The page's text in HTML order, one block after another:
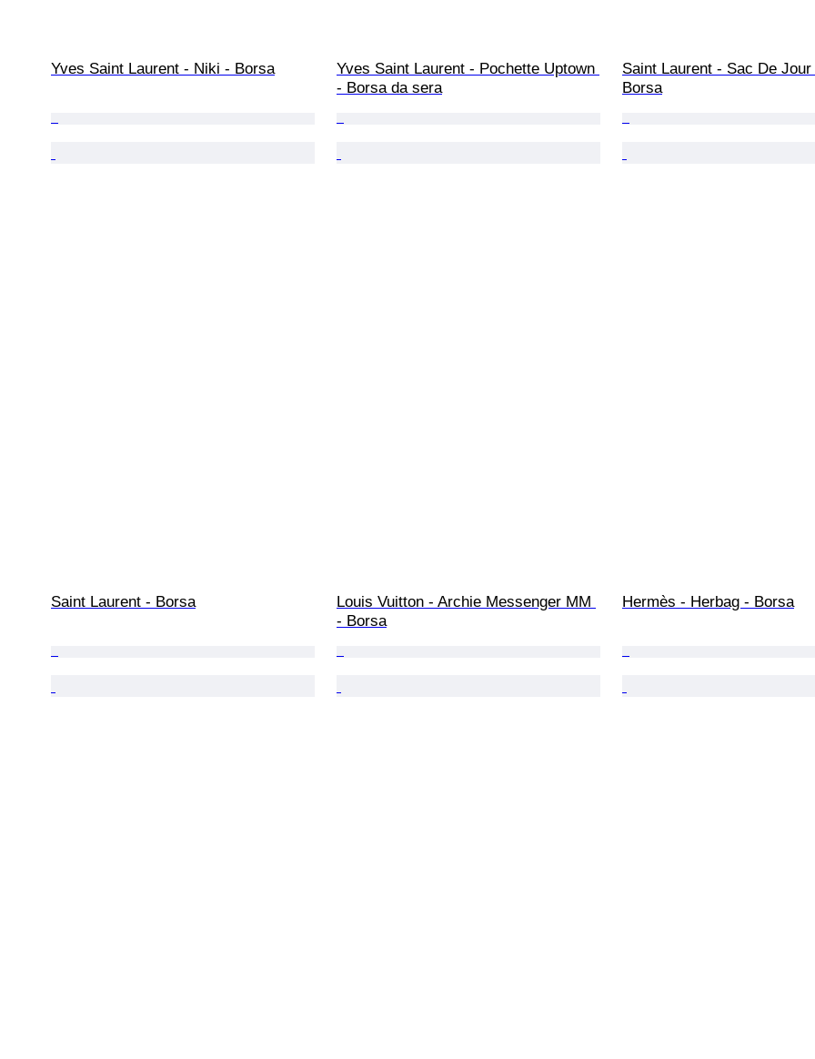
Yves Saint Laurent - Niki - Borsa
Yves Saint Laurent - Pochette Uptown
- Borsa da sera
Saint Laurent - Sac De Jour
Borsa
Saint Laurent - Borsa
Louis Vuitton - Archie Messenger MM
- Borsa
Hermès - Herbag - Borsa